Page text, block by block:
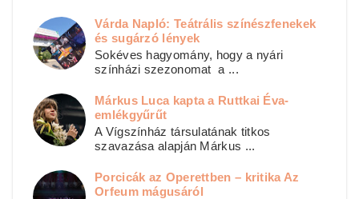
Várda Napló: Teátrális színészfenekek
és sugárzó lények
Sokéves hagyomány, hogy a nyári
színházi szezonomat a ...
Márkus Luca kapta a Ruttkai Éva-
emlékgyűrűt
A Vígszínház társulatának titkos
szavazása alapján Márkus ...
Porcicák az Operettben – kritika Az
Orfeum mágusáról